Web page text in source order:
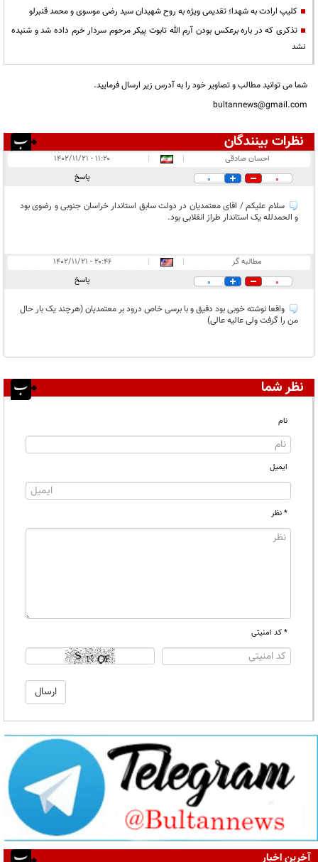
کلیپ ارادت به شهدا؛ تقدیمی ویژه به روح شهیدان سید رضی موسوی و محمد قنبرلو
تذکری که در باره برعکس بودن آرم الله تابوت پیکر مرحوم سردار خرم داده شد و شنیده
نشد
شما می توانید مطالب و تصاویر خود را به آدرس زیر ارسال فرمایید.
bultannews@gmail.com
نظرات بینندگان
۲
در انتظار بررسی:
احسان صادقی |
|
۱۱:۲۰ - ۱۴۰۲/۱۱/۲۱
0
0 پاسخ
سلام علیکم / اقای معتمدیان در دولت سابق استاندار خراسان جنوبی و رضوی بود
و الحمدلله یک استاندار طراز انقلابی بود.
مطالبه گر |
|
۲۰:۴۶ - ۱۴۰۲/۱۱/۲۱
0
0 پاسخ
واقعا نوشته خوبی بود دقیق و با برسی خاص درود بر معتمدیان (هرچند یک بار حال
من را گرفت ولی عالیه عالی)
نظر شما
نام
ایمیل
* نظر
* کد امنیتی
آخرین اخبار